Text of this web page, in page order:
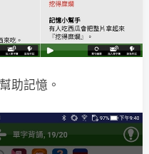
助記憶。